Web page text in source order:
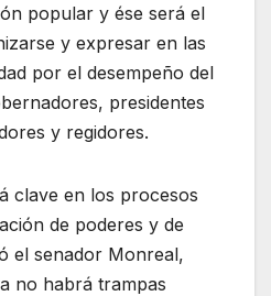
popular y ése será el
y expresar en las
por el desempeño del
presidentes
y regidores.
clave en los procesos
de poderes y de
el senador Monreal,
no habrá trampas